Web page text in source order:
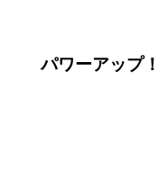
パワーアップ！